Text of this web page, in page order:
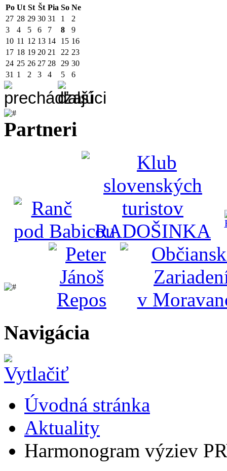
Po Ut St Št Pia So Ne
27 28 29 30 31 1
2
3
4 5 6 7 8
9
10 11 12 13 14 15 16
17 18 19 20 21 22 23
24 25 26 27 28 29 30
31 1 2 3 4 5 6
Partneri
Navigácia
Úvodná stránka
Aktuality
Harmonogram výziev